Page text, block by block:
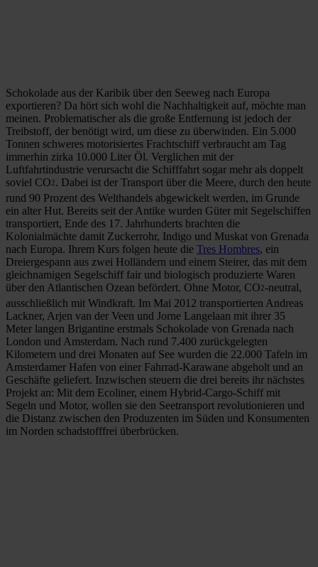
Schokolade aus der Karibik über den Seeweg nach Europa
exportieren? Da hört sich wohl die Nachhaltigkeit auf, möchte man
meinen. Problematischer als die große Entfernung ist jedoch der
Treibstoff, der benötigt wird, um diese zu überwinden. Ein 5.000
Tonnen schweres motorisiertes Frachtschiff verbraucht am Tag
immerhin zirka 10.000 Liter Öl. Verglichen mit der
Luftfahrtindustrie verursacht die Schifffahrt sogar mehr als doppelt
soviel CO2. Dabei ist der Transport über die Meere, durch den heute
rund 90 Prozent des Welthandels abgewickelt werden, im Grunde
ein alter Hut. Bereits seit der Antike wurden Güter mit Segelschiffen
transportiert, Ende des 17. Jahrhunderts brachten die
Kolonialmächte damit Zuckerrohr, Indigo und Muskat von Grenada
nach Europa. Ihrem Kurs folgen heute die Tres Hombres, ein
Dreiergespann aus zwei Holländern und einem Steirer, das mit dem
gleichnamigen Segelschiff fair und biologisch produzierte Waren
über den Atlantischen Ozean befördert. Ohne Motor, CO2-neutral,
ausschließlich mit Windkraft. Im Mai 2012 transportierten Andreas
Lackner, Arjen van der Veen und Jorne Langelaan mit ihrer 35
Meter langen Brigantine erstmals Schokolade von Grenada nach
London und Amsterdam. Nach rund 7.400 zurückgelegten
Kilometern und drei Monaten auf See wurden die 22.000 Tafeln im
Amsterdamer Hafen von einer Fahrrad-Karawane abgeholt und an
Geschäfte geliefert. Inzwischen steuern die drei bereits ihr nächstes
Projekt an: Mit dem Ecoliner, einem Hybrid-Cargo-Schiff mit
Segeln und Motor, wollen sie den Seetransport revolutionieren und
die Distanz zwischen den Produzenten im Süden und Konsumenten
im Norden schadstofffrei überbrücken.